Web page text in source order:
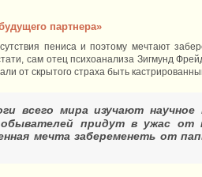
партнера»
пениса и поэтому мечтают
сам отец психоанализа Зигмунд
от скрытого страха быть
всего мира изучают
обывателей придут в ужас
мечта забеременеть от